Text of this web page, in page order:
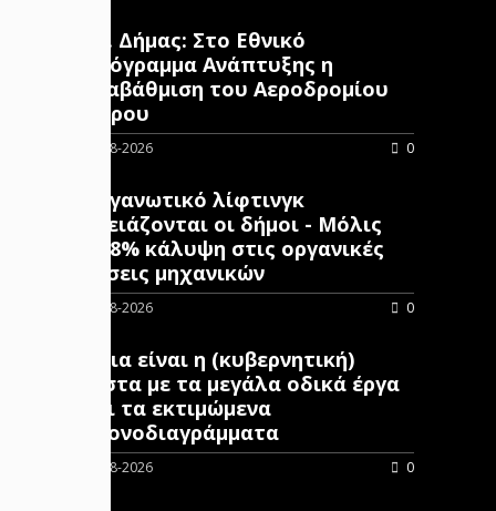
Χρ. Δήμας: Στο Εθνικό
Πρόγραμμα Ανάπτυξης η
αναβάθμιση του Αεροδρομίου
Πάρου
06-08-2026 0
Οργανωτικό λίφτινγκ
χρειάζονται οι δήμοι - Μόλις
48,8% κάλυψη στις οργανικές
θέσεις μηχανικών
06-08-2026 0
Ποια είναι η (κυβερνητική)
λίστα με τα μεγάλα οδικά έργα
και τα εκτιμώμενα
χρονοδιαγράμματα
06-08-2026 0